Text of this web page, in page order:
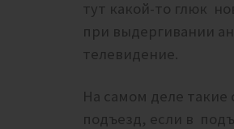
тут какой-то глюк
при выдергивании
телевидение.
На самом деле
подъезд, если в